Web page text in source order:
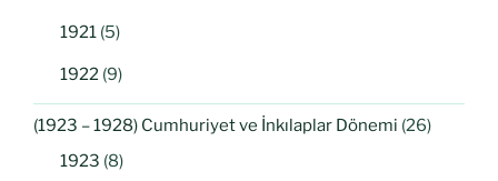
1921 (5)
1922 (9)
(1923 – 1928) Cumhuriyet ve İnkılaplar Dönemi (26)
1923 (8)